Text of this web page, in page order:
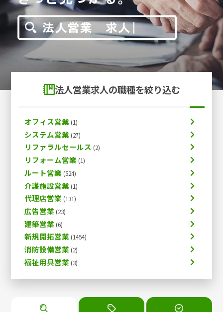
法人営業求人の職種を絞り込む
オフィス営業
システム営業
リファラルセールス
リフォーム営業
ルート営業
介護施設営業
代理店営業
広告営業
建築営業
新規開拓営業
消防設備営業
福祉用具営業